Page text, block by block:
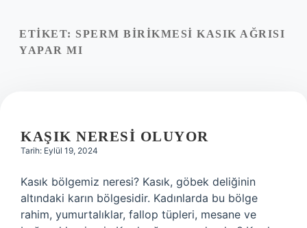
Yasal Uyarı
ETIKET: SPERM BIRIKMESI KASIK AĞRISI
YAPAR MI
KAŞIK NERESI OLUYOR
Tarih: Eylül 19, 2024
Kasık bölgemiz neresi? Kasık, göbek deliğinin
altındaki karın bölgesidir. Kadınlarda bu bölge
rahim, yumurtalıklar, fallop tüpleri, mesane ve